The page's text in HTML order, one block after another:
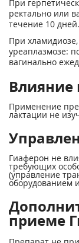
При
ректально или
течение 10 дней.
При
уреаплазмозе:
вагинально
Влияние
Применение
лактации не
Гиаферон не
требующих
(управление
оборудованием
приеме